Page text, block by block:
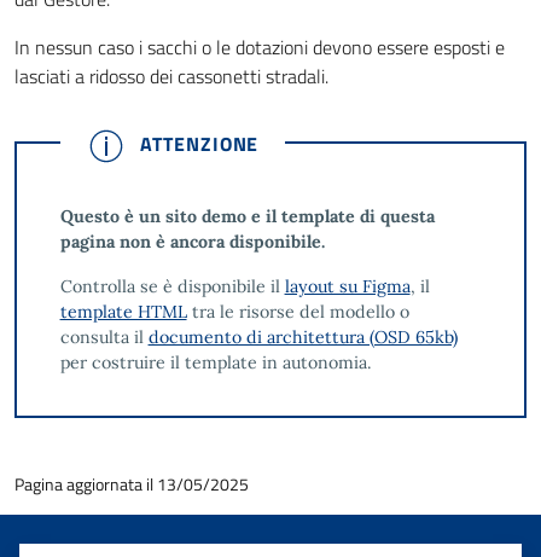
In nessun caso i sacchi o le dotazioni devono essere esposti e
lasciati a ridosso dei cassonetti stradali.
ATTENZIONE
ATTENZIONE
Questo è un sito demo e il template di questa
pagina non è ancora disponibile.
Controlla se è disponibile il layout su Figma, il
template HTMLtra le risorse del modello o
consulta il documento di architettura (OSD 65kb)
per costruire il template in autonomia.
Pagina aggiornata il 13/05/2025